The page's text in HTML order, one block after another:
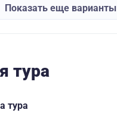
Показать еще варианты
тура
тура